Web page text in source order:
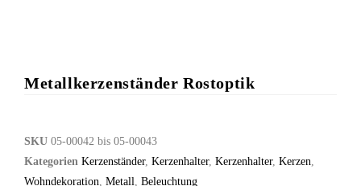
Metallkerzenständer Rostoptik
SKU 05-00042 bis 05-00043
Kategorien Kerzenständer, Kerzenhalter, Kerzenhalter, Kerzen
Wohndekoration Metall
Beleuchtung